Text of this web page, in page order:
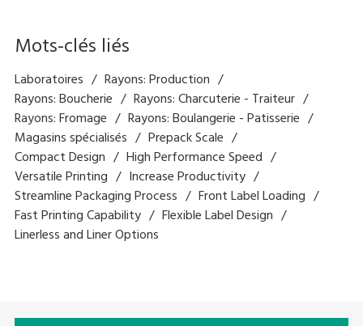
Mots-clés liés
Laboratoires
Rayons: Production
Rayons: Boucherie
Rayons: Charcuterie - Traiteur
Rayons: Fromage
Rayons: Boulangerie - Patisserie
Magasins spécialisés
Prepack Scale
Compact Design
High Performance Speed
Versatile Printing
Increase Productivity
Streamline Packaging Process
Front Label Loading
Fast Printing Capability
Flexible Label Design
Linerless and Liner Options